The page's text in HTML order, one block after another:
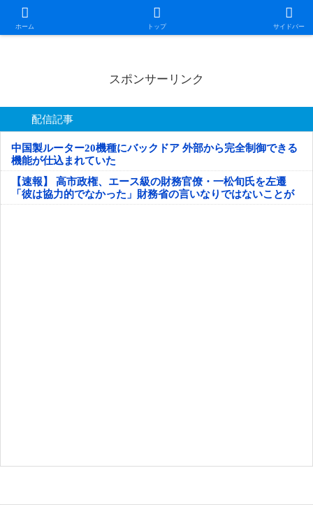
ホーム トップ サイドバー
日本第一！ニュース録
スポンサーリンク
配信記事
中国製ルーター20機種にバックドア 外部から完全制御できる
機能が仕込まれていた
【速報】 高市政権、エース級の財務官僚・一松旬氏を左遷
「彼は協力的でなかった」財務省の言いなりではないことが
判明